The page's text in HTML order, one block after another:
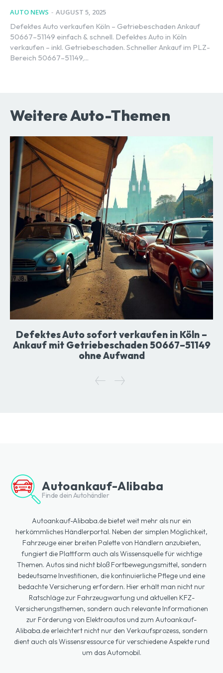
AUTO NEWS - AUGUST 5, 2025
Defektes Auto verkaufen Köln – Getriebeschaden Ankauf
50667–51149 einfach & schnell. Defektes Auto in Köln
verkaufen – inkl. Getriebeschaden. Schneller Ankauf im PLZ-
Bereich 50667–51149,...
Weitere Auto-Themen
Defektes Auto sofort verkaufen in Köln –
Ankauf mit Getriebeschaden 50667–51149
ohne Aufwand
Autoankauf-Alibaba
Finde dein Autohändler
Autoankauf-Alibaba.de bietet weit mehr als nur ein
herkömmliches Händlerportal. Neben der simplen Möglichkeit,
Fahrzeuge einer breiten Palette von Händlern anzubieten,
fungiert die Plattform auch als Wissensquelle für wichtige
Themen. Autos sind nicht bloß Fortbewegungsmittel, sondern
bedeutsame Investitionen, die kontinuierliche Pflege und eine
bedachte Versicherung erfordern. Hier erhält man nicht nur
Ratschläge zur Fahrzeugwartung und aktuellen KFZ-
Versicherungsthemen, sondern auch relevante Informationen
zur Förderung von Elektroautos und zum Autoankauf-
Alibaba.de erleichtert nicht nur den Verkaufsprozess, sondern
dient auch als Wissensressource für verschiedene Aspekte rund
um das Automobil.